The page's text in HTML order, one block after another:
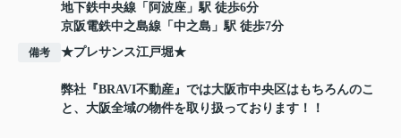
地下鉄中央線 「 阿波座 」駅 徒歩6分
京阪電鉄中之島線 「 中之島 」駅 徒歩7分
備考 ★プレサンス江戸堀★
弊社『BRAVI不動産』では大阪市中央区はもちろんのこ
と、大阪全域の物件を取り扱っております！！